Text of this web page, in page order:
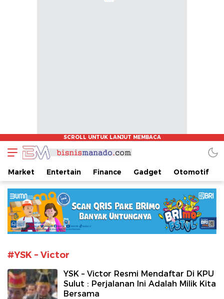
www.bisnismanado.com
Berita Bisnis Sulawesi Utara
Market Entertain Finance Gadget Otomotif
#YSK – Victor
YSK – Victor Resmi Mendaftar Di KPU
Sulut : Perjalanan Ini Adalah Milik Kita
Bersama